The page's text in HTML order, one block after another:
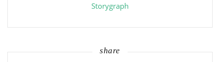
Storygraph
share